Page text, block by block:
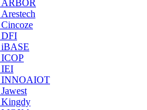
ARBOR
DFI
IEI
INNOAIOT